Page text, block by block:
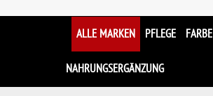
ALLE MARKEN PFLEGE FARBE
NAHRUNGSERGÄNZUNG